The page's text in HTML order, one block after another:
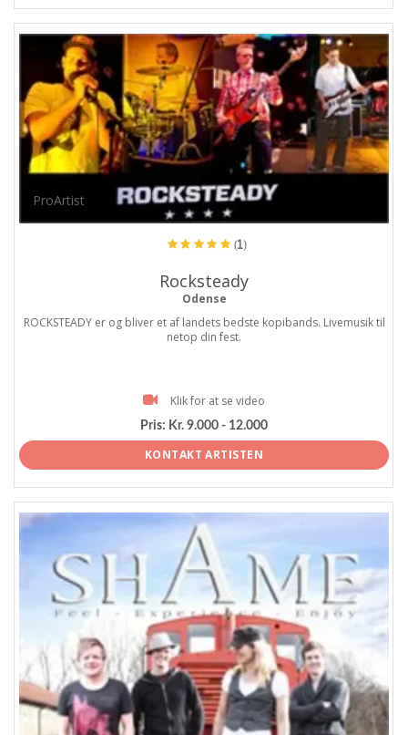
ProArtist
(1)
Rocksteady
Odense
ROCKSTEADY er og bliver et af landets bedste kopibands. Livemusik til
netop din fest.
Klik for at se video
Pris: Kr. 9.000 - 12.000
KONTAKT ARTISTEN